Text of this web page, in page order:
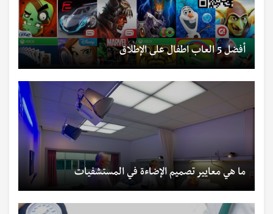
أفضل 5 العاب اطفال على الإطلاق
ما هي معايير تصميم الإضاءة في المستشفيات